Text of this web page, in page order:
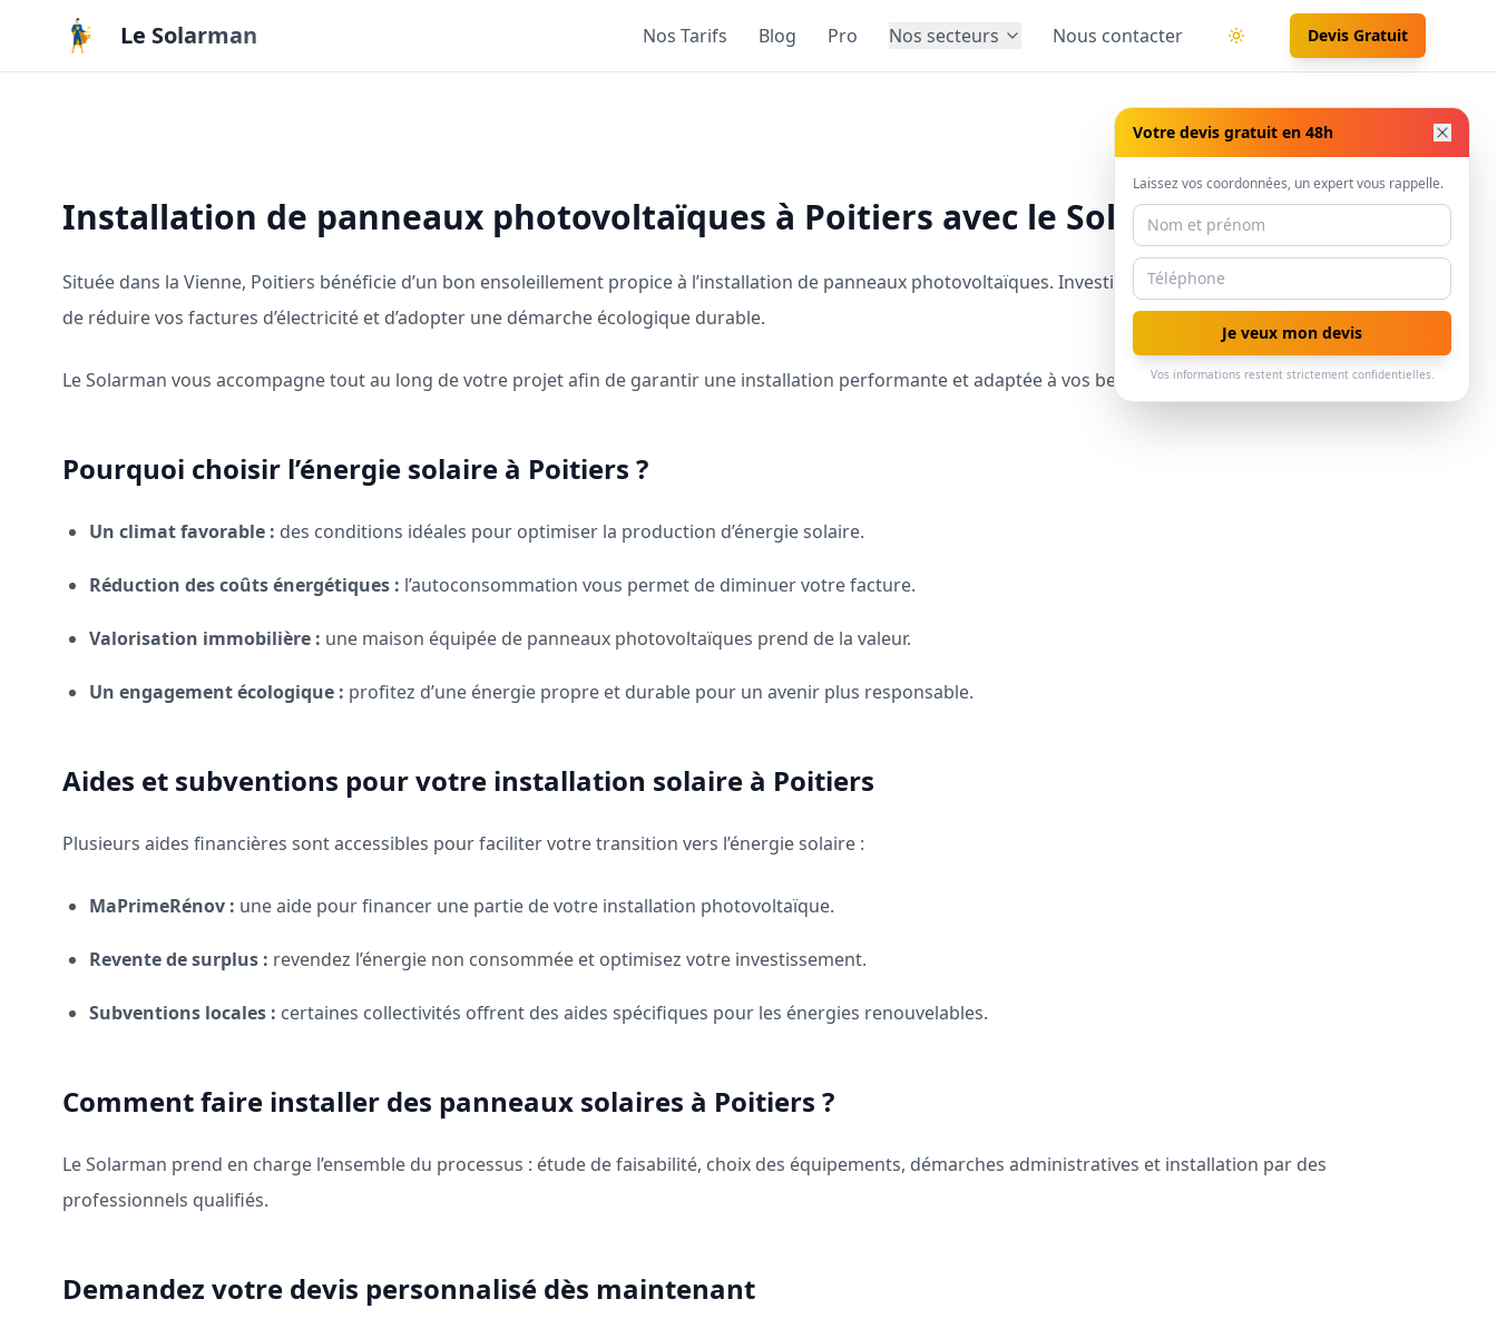
Aller au contenu principal
Le Solarman Nos Tarifs Blog Pro Nos secteurs Nous contacter Basculer le thème
Devis Gratuit
Installation de panneaux photovoltaïques à Poitiers avec le Solarman
Située dans la Vienne, Poitiers bénéficie d’un bon ensoleillement propice à l’installation de panneaux photovoltaïques. Investir dans l’énergie solaire vous permet
de réduire vos factures d’électricité et d’adopter une démarche écologique durable.
Le Solarman vous accompagne tout au long de votre projet afin de garantir une installation performante et adaptée à vos besoins énergétiques.
Pourquoi choisir l’énergie solaire à Poitiers ?
Un climat favorable : des conditions idéales pour optimiser la production d’énergie solaire.
Réduction des coûts énergétiques : l’autoconsommation vous permet de diminuer votre facture.
Valorisation immobilière : une maison équipée de panneaux photovoltaïques prend de la valeur.
Un engagement écologique : profitez d’une énergie propre et durable pour un avenir plus responsable.
Aides et subventions pour votre installation solaire à Poitiers
Plusieurs aides financières sont accessibles pour faciliter votre transition vers l’énergie solaire :
MaPrimeRénov : une aide pour financer une partie de votre installation photovoltaïque.
Revente de surplus : revendez l’énergie non consommée et optimisez votre investissement.
Subventions locales : certaines collectivités offrent des aides spécifiques pour les énergies renouvelables.
Comment faire installer des panneaux solaires à Poitiers ?
Le Solarman prend en charge l’ensemble du processus : étude de faisabilité, choix des équipements, démarches administratives et installation par des
professionnels qualifiés.
Demandez votre devis personnalisé dès maintenant
Votre devis gratuit en 48h
Laissez vos coordonnées, un expert vous rappelle.
Je veux mon devis
Vos informations restent strictement confidentielles.